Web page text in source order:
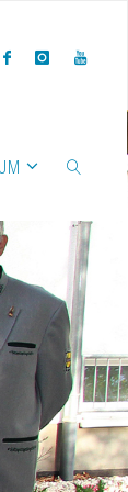
SEARCH